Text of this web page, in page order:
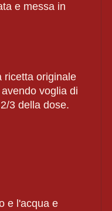
e messa in
ricetta originale
voglia di
3 della dose.
e l'acqua e